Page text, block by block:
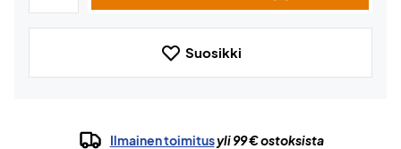
Suosikki
Ilmainen toimitusyli 99 € ostoksista